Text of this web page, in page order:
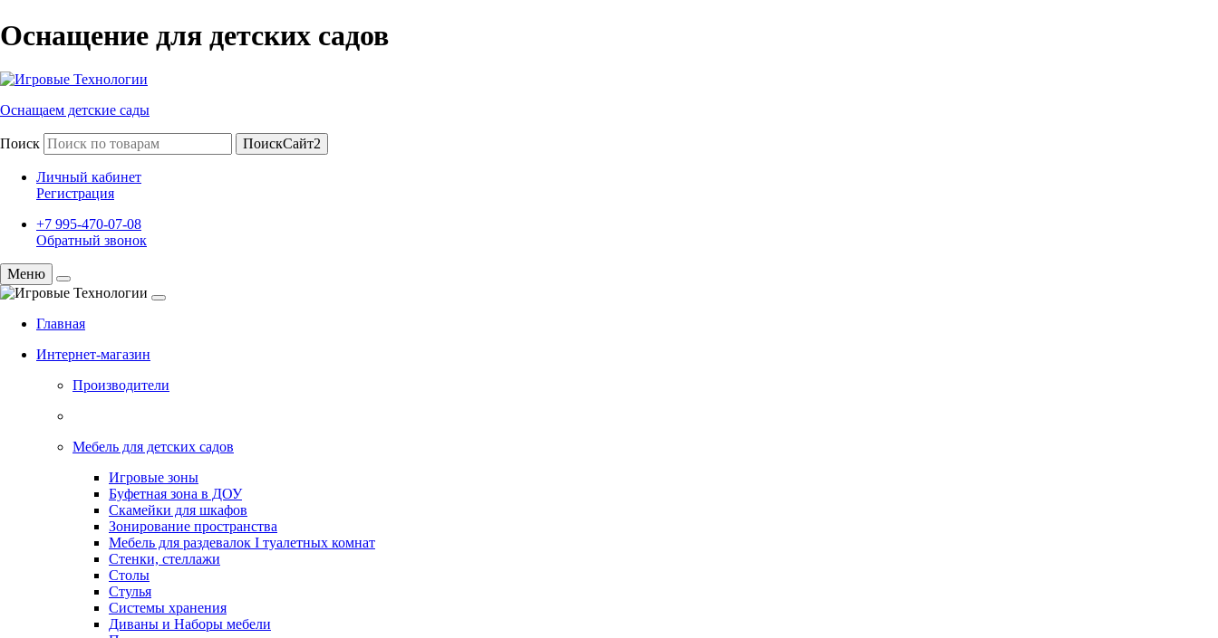
Оснащение для детских садов
Оснащаем детские сады
Поиск ПоискСайт2
Личный кабинет
Регистрация
+7 995-470-07-08
Обратный звонок
Меню
Главная
Интернет-магазин
Производители
Мебель для детских садов
Игровые зоны
Буфетная зона в ДОУ
Скамейки для шкафов
Зонирование пространства
Мебель для раздевалок I туалетных комнат
Стенки, стеллажи
Столы
Стулья
Системы хранения
Диваны и Наборы мебели